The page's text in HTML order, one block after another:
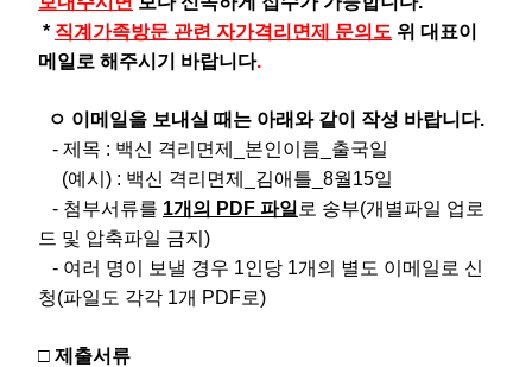
* 직계가족방문 관련 자가격리면제 문의도 위 대표이
메일로 해주시기 바랍니다.
ㅇ 이메일을 보내실 때는 아래와 같이 작성 바랍니다.
- 제목 : 백신 격리면제_본인이름_출국일
(예시) : 백신 격리면제_김애틀_8월15일
- 첨부서류를 1개의 PDF 파일 로 송부(개별파일 업로
드 및 압축파일 금지)
- 여러 명이 보낼 경우 1인당 1개의 별도 이메일로 신
청(파일도 각각 1개 PDF로)
□ 제출서류